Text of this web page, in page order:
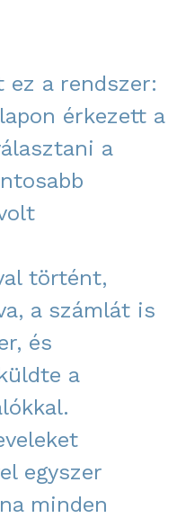
a rendszer:
érkezett a
a
történt,
a számlát is
és
a
egyszer
minden